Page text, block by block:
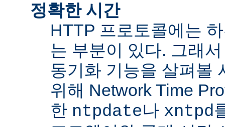
정확한 시간
HTTP 프로토콜에는
는 부분이 있다. 그래
동기화 기능을 살펴볼
위해 Network Time
한 ntpdate나 xntpd